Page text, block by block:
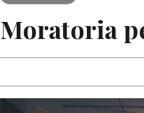
Moratoria